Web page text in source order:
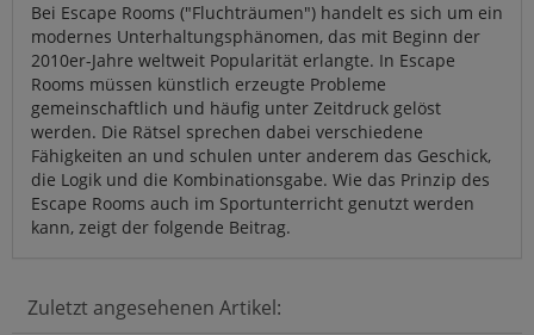
Bei Escape Rooms ("Fluchträumen") handelt es sich um ein
modernes Unterhaltungsphänomen, das mit Beginn der
2010er-Jahre weltweit Popularität erlangte. In Escape
Rooms müssen künstlich erzeugte Probleme
gemeinschaftlich und häufig unter Zeitdruck gelöst
werden. Die Rätsel sprechen dabei verschiedene
Fähigkeiten an und schulen unter anderem das Geschick,
die Logik und die Kombinationsgabe. Wie das Prinzip des
Escape Rooms auch im Sportunterricht genutzt werden
kann, zeigt der folgende Beitrag.
Zuletzt angesehenen Artikel: